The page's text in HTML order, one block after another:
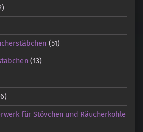
(51)
(13)
für Stövchen und Räucherkohle